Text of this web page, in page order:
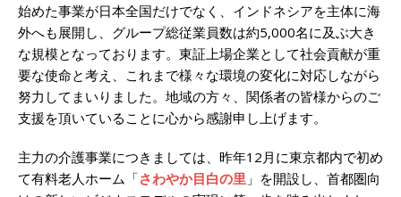
始めた事業が日本全国だけでなく、インドネシアを主体に海
外へも展開し、グループ総従業員数は約5,000名に及ぶ大き
な規模となっております。東証上場企業として社会貢献が重
要な使命と考え、これまで様々な環境の変化に対応しながら
努力してまいりました。地域の方々、関係者の皆様からのご
支援を頂いていることに心から感謝申し上げます。
主力の介護事業につきましては、昨年12月に東京都内で初め
て有料老人ホーム「さわやか目白の里 」を開設し、首都圏向